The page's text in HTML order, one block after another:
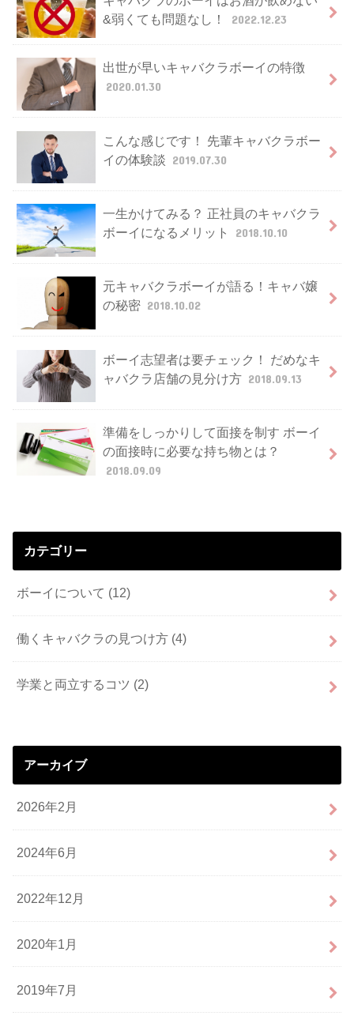
&弱くても問題なし！
2022.12.23
出世が早いキャバクラボーイの特徴
2020.01.30
こんな感じです！ 先輩キャバクラボー
イの体験談 2019.07.30
一生かけてみる？ 正社員のキャバクラ
ボーイになるメリット
2018.10.10
元キャバクラボーイが語る！キャバ嬢
の秘密 2018.10.02
ボーイ志望者は要チェック！ だめなキ
ャバクラ店舗の見分け方 2018.09.13
準備をしっかりして面接を制す ボーイ
の面接時に必要な持ち物とは？
2018.09.09
カテゴリー
ボーイについて (12)
働くキャバクラの見つけ方 (4)
学業と両立するコツ (2)
アーカイブ
2026年2月
2024年6月
2022年12月
2020年1月
2019年7月